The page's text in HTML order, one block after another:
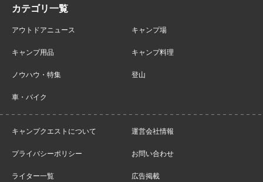
アウトドアニュース キャンプ場
キャンプ用品 キャンプ料理
ノウハウ・特集 登山
車・バイク
キャンプクエストについて 運営会社情報
プライバシーポリシー お問い合わせ
ライター一覧 広告掲載